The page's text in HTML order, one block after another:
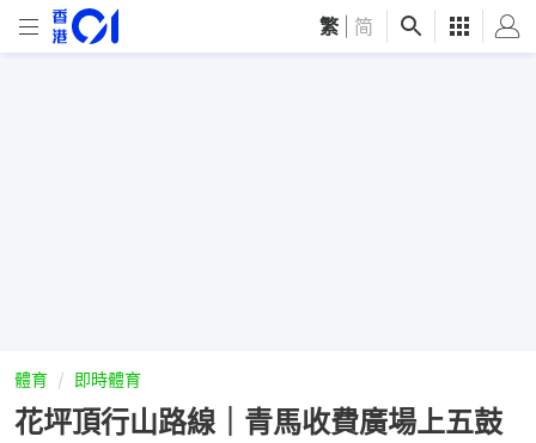
繁 简
體育 即時體育
花坪頂行山路線｜青馬收費廣場上五鼓